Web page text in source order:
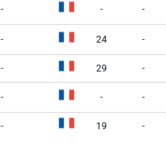
- - -
- 24 -
- 29 -
- - -
- 19 -